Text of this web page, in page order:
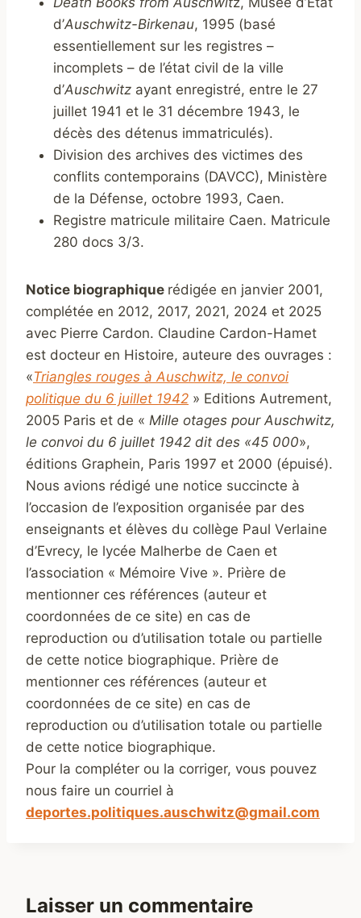
d’Auschwitz-Birkenau, 1995 (basé
essentiellement sur les registres –
incomplets – de l’état civil de la ville
d’Auschwitz ayant enregistré, entre le 27
juillet 1941 et le 31 décembre 1943, le
décès des détenus immatriculés).
Division des archives des victimes des
conflits contemporains (DAVCC), Ministère
de la Défense, octobre 1993, Caen.
Registre matricule militaire Caen. Matricule
280 docs 3/3.
Notice biographique rédigée en janvier 2001,
complétée en 2012, 2017, 2021, 2024 et 2025
avec Pierre Cardon. Claudine Cardon-Hamet
est docteur en Histoire, auteure des ouvrages :
«Triangles rouges à Auschwitz, le convoi
politique du 6 juillet 1942 » Editions Autrement,
2005 Paris et de « Mille otages pour Auschwitz,
le convoi du 6 juillet 1942 dit des «45 000»,
éditions Graphein, Paris 1997 et 2000 (épuisé).
Nous avions rédigé une notice succincte à
l’occasion de l’exposition organisée par des
enseignants et élèves du collège Paul Verlaine
d’Evrecy, le lycée Malherbe de Caen et
l’association « Mémoire Vive ». Prière de
mentionner ces références (auteur et
coordonnées de ce site) en cas de
reproduction ou d’utilisation totale ou partielle
de cette notice biographique. Prière de
mentionner ces références (auteur et
coordonnées de ce site) en cas de
reproduction ou d’utilisation totale ou partielle
de cette notice biographique.
Pour la compléter ou la corriger, vous pouvez
nous faire un courriel à
deportes.politiques.auschwitz@gmail.com
Laisser un commentaire